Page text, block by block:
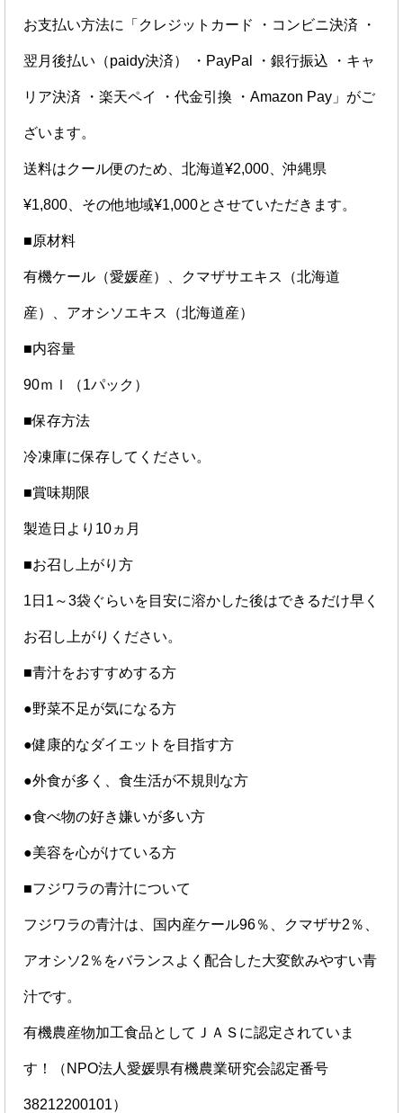
お支払い方法に「クレジットカード ・コンビニ決済 ・
翌月後払い（paidy決済） ・PayPal ・銀行振込 ・キャ
リア決済 ・楽天ペイ ・代金引換 ・Amazon Pay」がご
ざいます。
送料はクール便のため、北海道¥2,000、沖縄県
¥1,800、その他地域¥1,000とさせていただきます。
■原材料
有機ケール（愛媛産）、クマザサエキス（北海道
産）、アオシソエキス（北海道産）
■内容量
90ｍｌ（1パック）
■保存方法
冷凍庫に保存してください。
■賞味期限
製造日より10ヵ月
■お召し上がり方
1日1～3袋ぐらいを目安に溶かした後はできるだけ早く
お召し上がりください。
■青汁をおすすめする方
●野菜不足が気になる方
●健康的なダイエットを目指す方
●外食が多く、食生活が不規則な方
●食べ物の好き嫌いが多い方
●美容を心がけている方
■フジワラの青汁について
フジワラの青汁は、国内産ケール96％、クマザサ2％、
アオシソ2％をバランスよく配合した大変飲みやすい青
汁です。
有機農産物加工食品としてＪＡＳに認定されていま
す！（NPO法人愛媛県有機農業研究会認定番号
38212200101）